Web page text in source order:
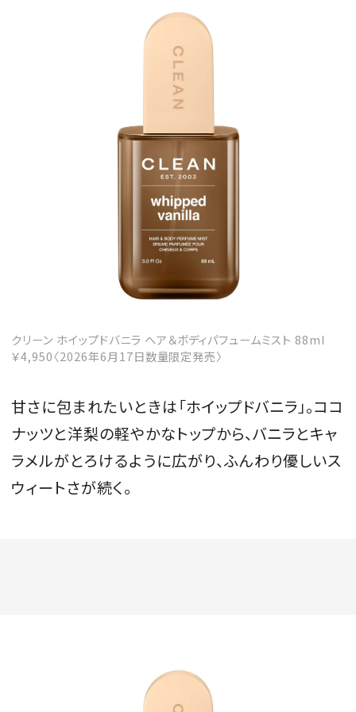
クリーン ホイップドバニラ ヘア＆ボディパフュームミスト 88ml
￥4,950〈2026年6月17日数量限定発売〉
甘さに包まれたいときは「ホイップドバニラ」。ココ
ナッツと洋梨の軽やかなトップから、バニラとキャ
ラメルがとろけるように広がり、ふんわり優しいス
ウィートさが続く。